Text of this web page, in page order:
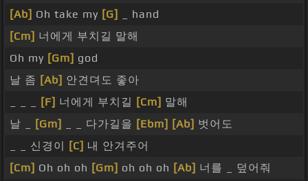
[Ab] Oh take my [G]
_ hand
[Cm] 너에게 부치길 말해
Oh my [Gm] god
날 좀 [Ab] 안견뎌도 좋아
[F] 너에게 부치길 [Cm] 말해
날 _
[Gm] _ _ 다가길을 [Ebm] [Ab] 벗어도
_ _ 신경이
[C] 내 안겨주어
[Cm] Oh oh oh [Gm] oh oh oh [Ab] 너를 _ 덮어줘